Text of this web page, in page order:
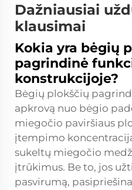
Dažniausiai
klausimai
Kokia yra bėgių
pagrindinė
konstrukcijoje?
Bėgių plokščių
apkrovą nuo bėgio
miegočio paviršiaus
įtempimo
sukeltų miegočio
įtrūkimus. Be to, jos
pasvirumą,